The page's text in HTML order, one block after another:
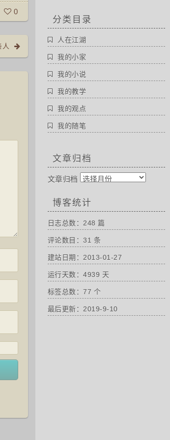
0
人
分类目录
人在江湖
我的小家
我的小说
我的教学
我的观点
我的随笔
文章归档
文章归档
博客统计
日志总数：248 篇
评论数目：31 条
建站日期：2013-01-27
运行天数：4939 天
标签总数：77 个
最后更新：2019-9-10